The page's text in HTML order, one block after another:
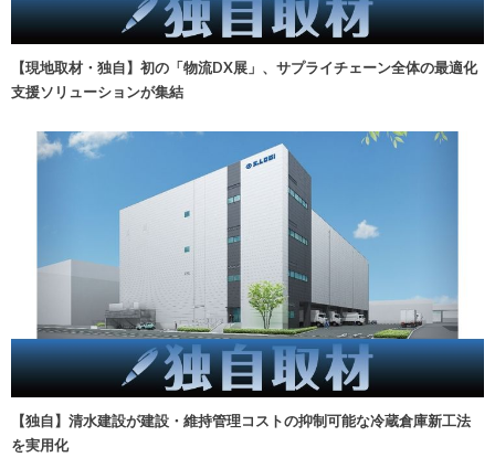
【現地取材・独自】初の「物流DX展」、サプライチェーン全体の最適化
支援ソリューションが集結
【独自】清水建設が建設・維持管理コストの抑制可能な冷蔵倉庫新工法
を実用化